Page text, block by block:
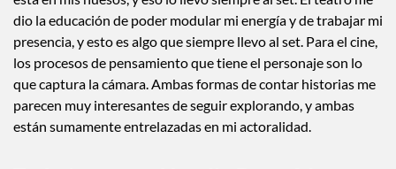
El teatro es mi casa; es el lugar que me dio la formación y la
valentía de ser actriz. Siempre que pueda, regresaré al teatro;
está en mis huesos, y eso lo llevo siempre al set. El teatro me
dio la educación de poder modular mi energía y de trabajar mi
presencia, y esto es algo que siempre llevo al set. Para el cine,
los procesos de pensamiento que tiene el personaje son lo